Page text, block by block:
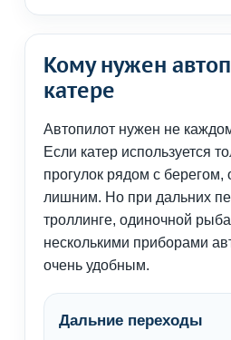
Кому нужен
катере
Автопилот нужен не
Если катер используется
прогулок рядом с берегом,
лишним. Но при дальних
троллинге, одиночной
несколькими приборами
очень удобным.
Дальние переходы